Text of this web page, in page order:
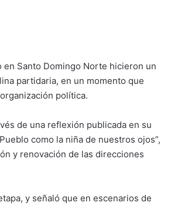
Santo Domingo Norte hicieron un
partidaria, en un momento que
política.
de una reflexión publicada en su
como la niña de nuestros ojos”,
y renovación de las direcciones
y señaló que en escenarios de